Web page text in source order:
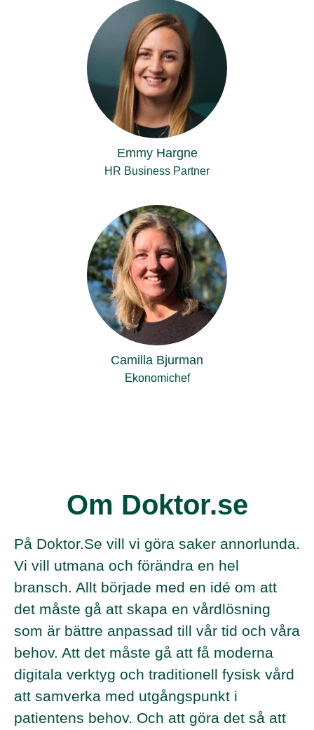
Emmy Hargne
HR Business Partner
Camilla Bjurman
Ekonomichef
Om Doktor.se
På Doktor.Se vill vi göra saker annorlunda.
Vi vill utmana och förändra en hel
bransch. Allt började med en idé om att
det måste gå att skapa en vårdlösning
som är bättre anpassad till vår tid och våra
behov. Att det måste gå att få moderna
digitala verktyg och traditionell fysisk vård
att samverka med utgångspunkt i
patientens behov. Och att göra det så att